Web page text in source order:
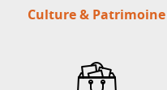
Culture & Patrimoine